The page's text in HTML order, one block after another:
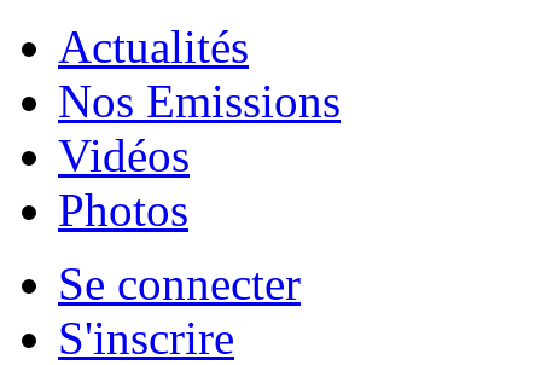
Actualités
Nos Emissions
Vidéos
Photos
Se connecter
S'inscrire